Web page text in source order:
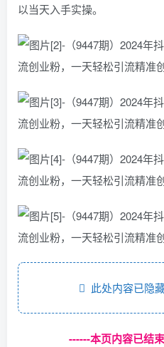
以当天入手实操。
此处内容已隐
------本页内容已结